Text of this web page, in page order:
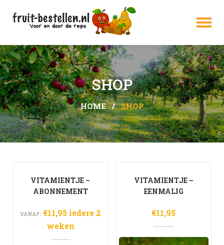
Shop
Fruit op het werk
Mijn account
Alles over schoolfruit
Contact
Over ons
SHOP
HOME SHOP
VITAMIENTJE –
ABONNEMENT
VANAF: €11,95 iedere 2
weken
VITAMIENTJE –
EENMALIG
€11,95